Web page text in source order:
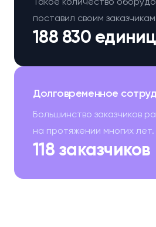
188 830 единиц
поставил своим
118 заказчиков
Долговременное
Большинство заказчиков
на протяжении многих лет.